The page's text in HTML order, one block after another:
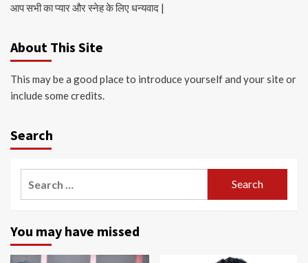
आप सभी का प्यार और स्नेह के लिए धन्यवाद |
About This Site
This may be a good place to introduce yourself and your site or
include some credits.
Search
You may have missed